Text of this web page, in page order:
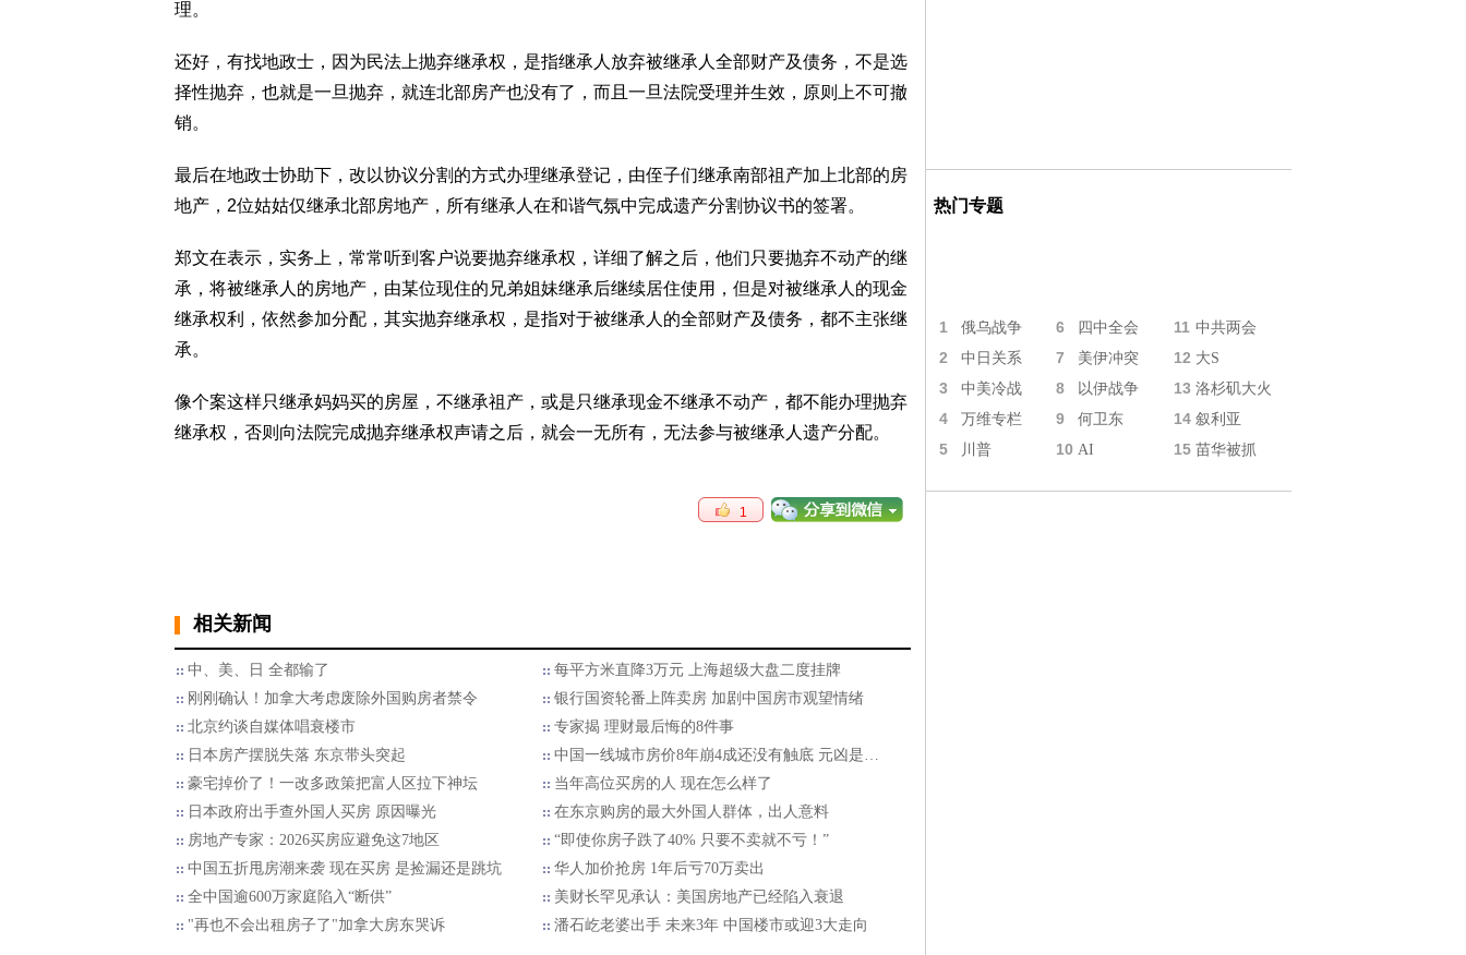
理。
还好，有找地政士，因为民法上抛弃继承权，是指继承人放弃被继承人全部财产及债务，不是选
择性抛弃，也就是一旦抛弃，就连北部房产也没有了，而且一旦法院受理并生效，原则上不可撤
销。
最后在地政士协助下，改以协议分割的方式办理继承登记，由侄子们继承南部祖产加上北部的房
地产，2位姑姑仅继承北部房地产，所有继承人在和谐气氛中完成遗产分割协议书的签署。
郑文在表示，实务上，常常听到客户说要抛弃继承权，详细了解之后，他们只要抛弃不动产的继
承，将被继承人的房地产，由某位现住的兄弟姐妹继承后继续居住使用，但是对被继承人的现金
继承权利，依然参加分配，其实抛弃继承权，是指对于被继承人的全部财产及债务，都不主张继
承。
像个案这样只继承妈妈买的房屋，不继承祖产，或是只继承现金不继承不动产，都不能办理抛弃
继承权，否则向法院完成抛弃继承权声请之后，就会一无所有，无法参与被继承人遗产分配。
1
相关新闻
中、美、日 全都输了
每平方米直降3万元 上海超级大盘二度挂牌
刚刚确认！加拿大考虑废除外国购房者禁令
银行国资轮番上阵卖房 加剧中国房市观望情绪
北京约谈自媒体唱衰楼市
专家揭 理财最后悔的8件事
日本房产摆脱失落 东京带头突起
中国一线城市房价8年崩4成还没有触底 元凶是…
豪宅掉价了！一改多政策把富人区拉下神坛
当年高位买房的人 现在怎么样了
日本政府出手查外国人买房 原因曝光
在东京购房的最大外国人群体，出人意料
房地产专家：2026买房应避免这7地区
“即使你房子跌了40% 只要不卖就不亏！”
中国五折甩房潮来袭 现在买房 是捡漏还是跳坑
华人加价抢房 1年后亏70万卖出
全中国逾600万家庭陷入“断供”
美财长罕见承认：美国房地产已经陷入衰退
"再也不会出租房子了"加拿大房东哭诉
潘石屹老婆出手 未来3年 中国楼市或迎3大走向
热门专题
1 俄乌战争 6 四中全会 11 中共两会
2 中日关系 7 美伊冲突 12 大S
3 中美冷战 8 以伊战争 13 洛杉矶大火
4 万维专栏 9 何卫东 14 叙利亚
5 川普 10 AI 15 苗华被抓